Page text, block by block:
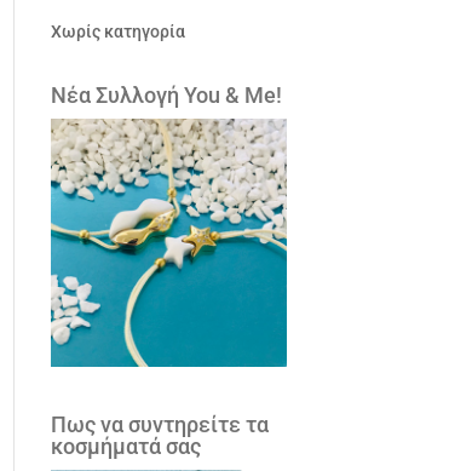
Χωρίς κατηγορία
Νέα Συλλογή You & Me!
Πως να συντηρείτε τα
κοσμήματά σας